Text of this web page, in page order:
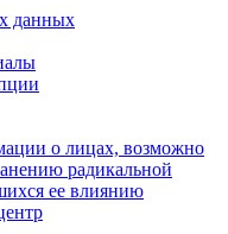
данных
о лицах, возможно
радикальной
ее влиянию